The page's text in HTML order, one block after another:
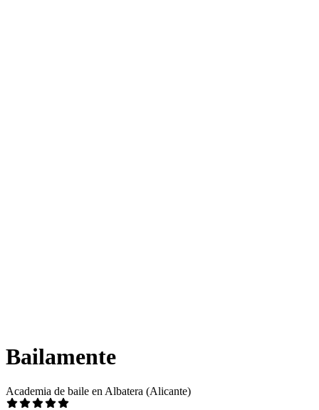
Bailamente
Academia de baile en Albatera (Alicante)